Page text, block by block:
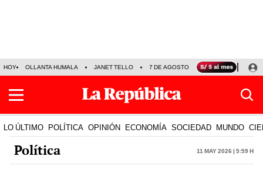
HOY OLLANTA HUMALA JANET TELLO 7 DE AGOSTO TINKA RESULTADOS
LO ÚLTIMO POLÍTICA OPINIÓN ECONOMÍA SOCIEDAD MUNDO
Política 11 May 2026 | 5:59 h